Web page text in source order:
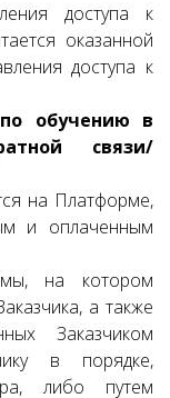
доступа к
оказанной
доступа к
обучению в
связи/
на Платформе,
и оплаченным
на котором
а также
Заказчиком
в порядке,
либо путем